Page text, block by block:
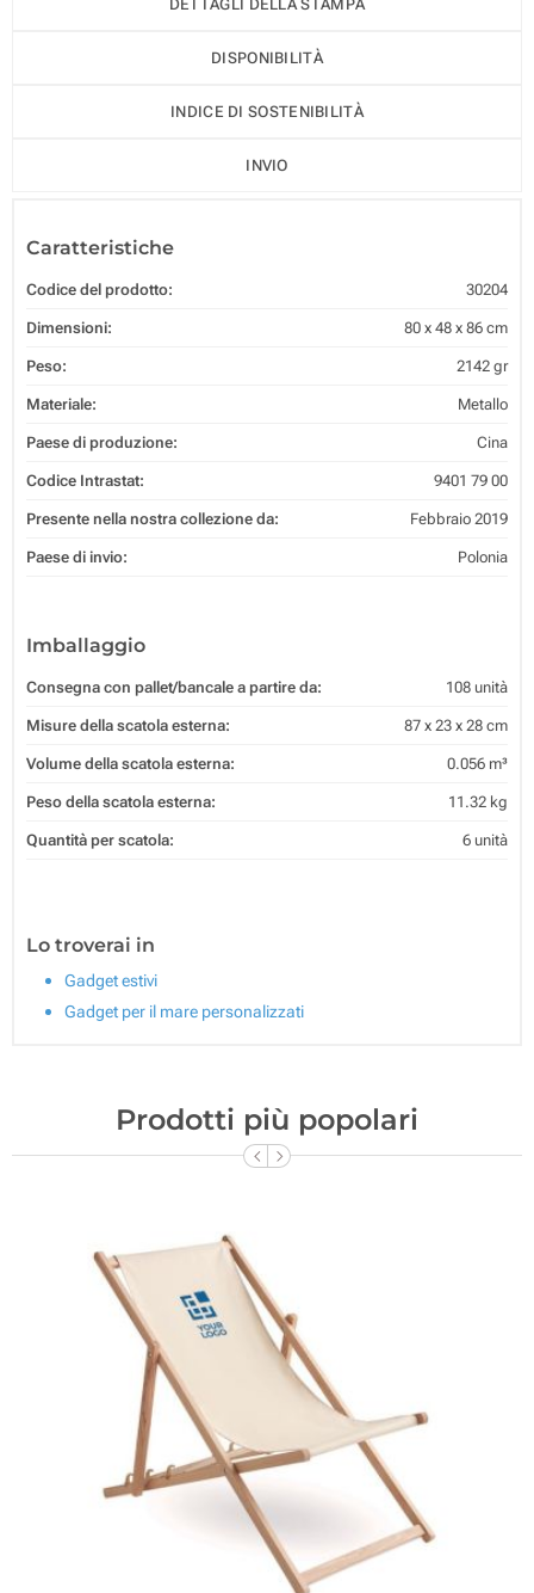
DETTAGLI DELLA STAMPA
DISPONIBILITÀ
INDICE DI SOSTENIBILITÀ
INVIO
Caratteristiche
Codice del prodotto: 30204
Dimensioni: 80 x 48 x 86 cm
Peso: 2142 gr
Materiale: Metallo
Paese di produzione: Cina
Codice Intrastat: 9401 79 00
Presente nella nostra collezione da: Febbraio 2019
Paese di invio: Polonia
Imballaggio
Consegna con pallet/bancale a partire da: 108 unità
Misure della scatola esterna: 87 x 23 x 28 cm
Volume della scatola esterna: 0.056 m³
Peso della scatola esterna: 11.32 kg
Quantità per scatola: 6 unità
Lo troverai in
Gadget estivi
Gadget per il mare personalizzati
Prodotti più popolari